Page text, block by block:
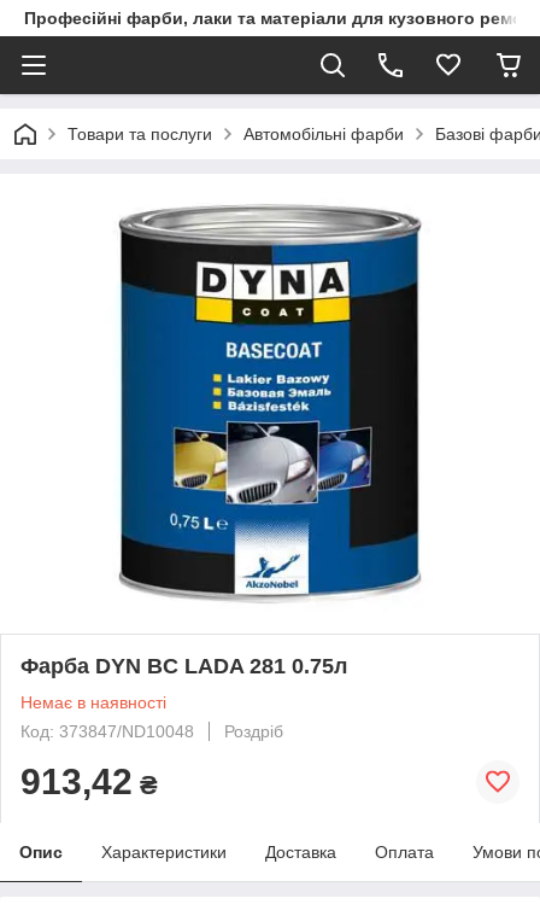
Професійні фарби, лаки та матеріали для кузовного
Товари та послуги Автомобільні фарби Базові
Фарба DYN BC LADA 281 0.75л
Немає в наявності
Код: 373847/ND10048
Роздріб
913,42 ₴
Опис Характеристики Доставка Оплата Умови